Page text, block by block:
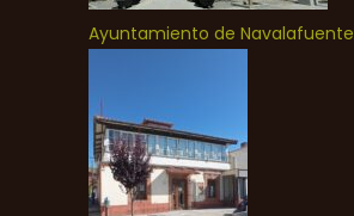
Ayuntamiento de Navalafuente